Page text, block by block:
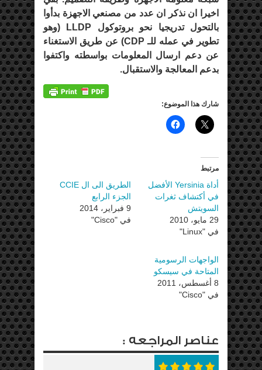
اخيرا ان نذكر ان عدد من مصنعي الاجهزة بدأوا
بالتحول تدريجيا نحو بروتوكول LLDP (وهو
تطوير في عمله للـ CDP) عن طريق الاستغناء
عن دعم ارسال المعلومات بواسطته واكتفوا
بدعم المعالجة والاستقبال.
شارك هذا الموضوع:
مرتبط
أداة Yersinia الأفضل
في أكتشاف ثغرات
السويتش
29 مايو، 2010
في "Linux"
الطريق الى ال CCIE
الجزء الرابع
9 فبراير، 2014
في "Cisco"
الواجهات الرسومية
المتاحة في سيسكو
8 أغسطس، 2011
في "Cisco"
عناصر المراجعه :